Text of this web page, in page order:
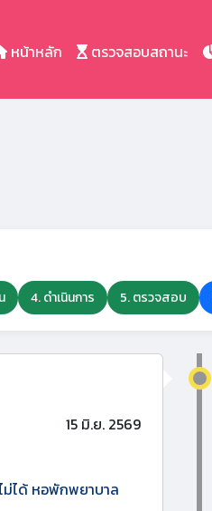
หน้าหลัก ตรวจสอบสถานะ
4. ดำเนินการ 5. ตรวจสอบ
15 มิ.ย. 2569
ม่ได้ หอพักพยาบาล